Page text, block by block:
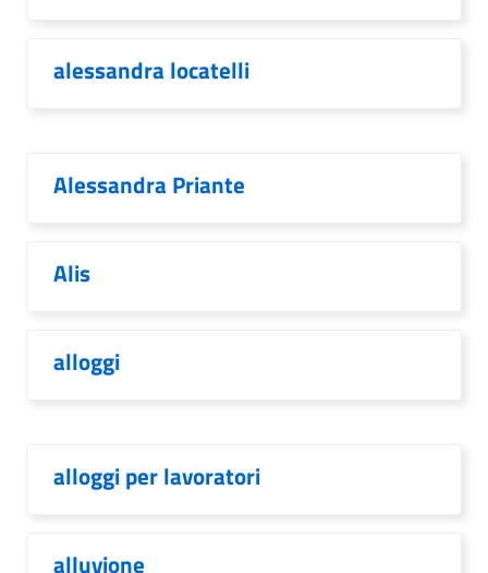
alessandra locatelli
Alessandra Priante
Alis
alloggi
alloggi per lavoratori
alluvione